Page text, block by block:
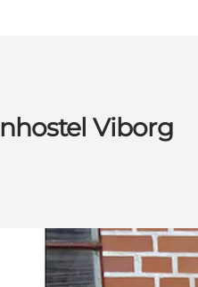
Viborg